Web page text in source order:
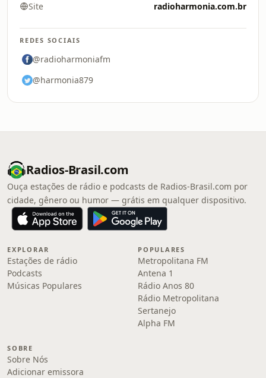
Site radioharmonia.com.br
REDES SOCIAIS
@radioharmoniafm
@harmonia879
Radios-Brasil.com
Ouça estações de rádio e podcasts de Radios-Brasil.com por
cidade, gênero ou humor — grátis em qualquer dispositivo.
EXPLORAR
Estações de rádio
Podcasts
Músicas Populares
POPULARES
Metropolitana FM
Antena 1
Rádio Anos 80
Rádio Metropolitana
Sertanejo
Alpha FM
SOBRE
Sobre Nós
Adicionar emissora